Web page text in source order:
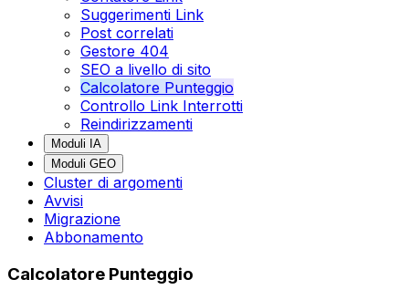
Suggerimenti Link
Post correlati
Gestore 404
SEO a livello di sito
Calcolatore Punteggio
Controllo Link Interrotti
Reindirizzamenti
Moduli IA
Moduli GEO
Cluster di argomenti
Avvisi
Migrazione
Abbonamento
Calcolatore Punteggio